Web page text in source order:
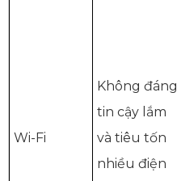
Wi-Fi
Không đáng
tin cậy lắm
và tiêu tốn
nhiều điện